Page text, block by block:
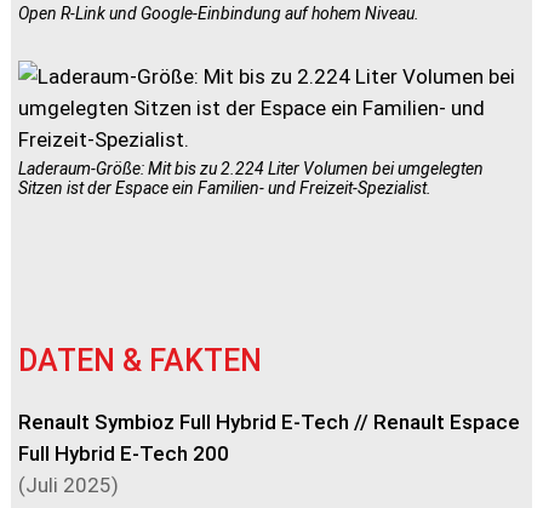
Open R-Link und Google-Einbindung auf hohem Niveau.
Laderaum-Größe: Mit bis zu 2.224 Liter Volumen bei umgelegten
Sitzen ist der Espace ein Familien- und Freizeit-Spezialist.
DATEN & FAKTEN
Renault Symbioz Full Hybrid E-Tech // Renault Espace
Full Hybrid E-Tech 200
(Juli 2025)